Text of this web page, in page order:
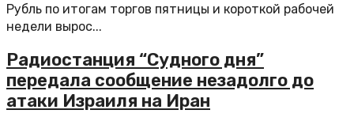
Рубль по итогам торгов пятницы и короткой рабочей
недели вырос...
Радиостанция “Судного дня”
передала сообщение незадолго до
атаки Израиля на Иран